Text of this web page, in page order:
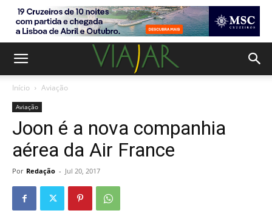
Início Aviação
Aviação
Joon é a nova companhia
aérea da Air France
Por Redação - Jul 20, 2017